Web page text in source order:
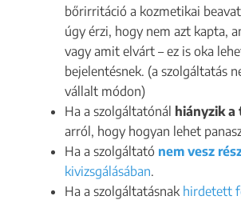
bőrirritáció a kozmetikai
úgy érzi, hogy nem azt kapta,
vagy amit elvárt – ez is oka
bejelentésnek. (a szolgáltatás
vállalt módon)
Ha a szolgáltatónál hiányzik
arról, hogy hogyan lehet
Ha a szolgáltató nem vesz
kivizsgálásában.
Ha a szolgáltatásnak hirdetett